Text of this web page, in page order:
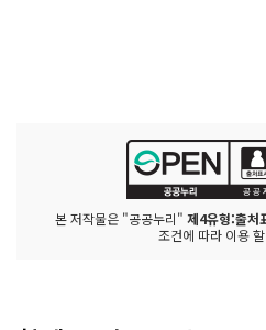
본 저작물은 "공공누리" 제4유형:출처
조건에 따라 이용